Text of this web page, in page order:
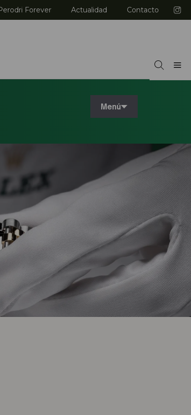
Forever Actualidad Contacto
Menú